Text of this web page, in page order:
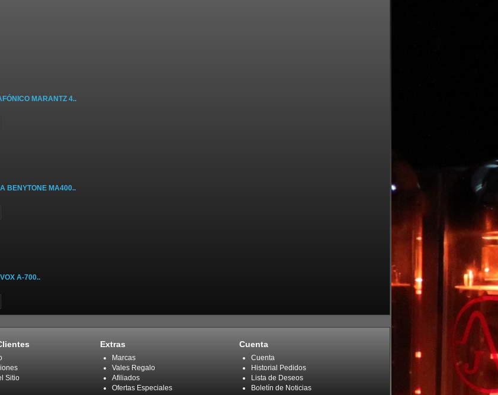
MARANTZ 4..
BENYTONE MA400..
A-700..
Sitio
Extras
Marcas
Vales Regalo
Afiliados
Ofertas Especiales
Cuenta
Cuenta
Historial Pedidos
Lista de Deseos
Boletín de Noticias